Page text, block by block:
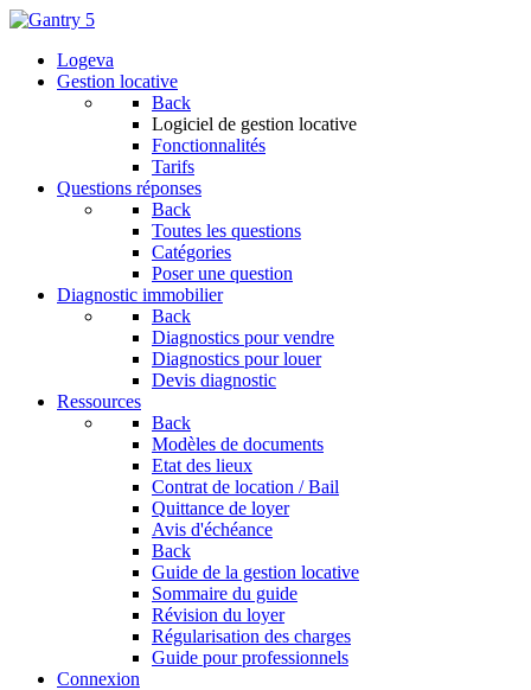
Logeva
Gestion locative
Back
Logiciel de gestion locative
Fonctionnalités
Tarifs
Questions réponses
Back
Toutes les questions
Catégories
Poser une question
Diagnostic immobilier
Back
Diagnostics pour vendre
Diagnostics pour louer
Devis diagnostic
Ressources
Back
Modèles de documents
Etat des lieux
Contrat de location / Bail
Quittance de loyer
Avis d'échéance
Back
Guide de la gestion locative
Sommaire du guide
Révision du loyer
Régularisation des charges
Guide pour professionnels
Connexion